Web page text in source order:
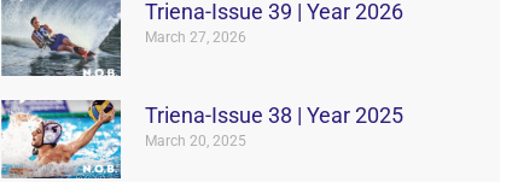
Triena-Issue 39 | Year 2026
March 27, 2026
Triena-Issue 38 | Year 2025
March 20, 2025